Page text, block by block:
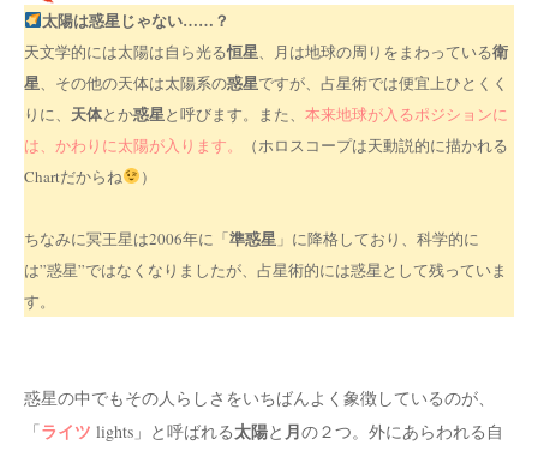
太陽は惑星じゃない……？
天文学的には太陽は自ら光る恒星、月は地球の周りをまわっている衛
星、その他の天体は太陽系の惑星ですが、占星術では便宜上ひとくく
りに、 天体とか惑星と呼びます。また、 本来地球が入るポジションに
は、かわりに太陽が入ります。
（ホロスコープは天動説的に描かれる
Chartだからね
）
ちなみに冥王星は2006年に「準惑星 」に降格しており、科学的に
は”惑星”ではなくなりましたが、占星術的には惑星として残っていま
す。
惑星の中でもその人らしさをいちばんよく象徴しているのが、
「ライツ lights」と呼ばれる太陽と 月の２つ。外にあらわれる自